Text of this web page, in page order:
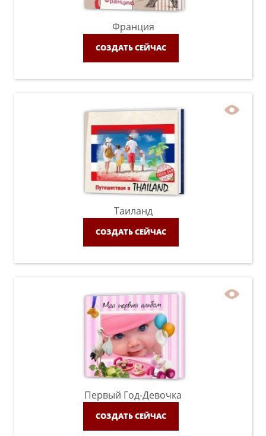
Франция
СОЗДАТЬ СЕЙЧАС
Таиланд
СОЗДАТЬ СЕЙЧАС
Первый Год-Девочка
СОЗДАТЬ СЕЙЧАС